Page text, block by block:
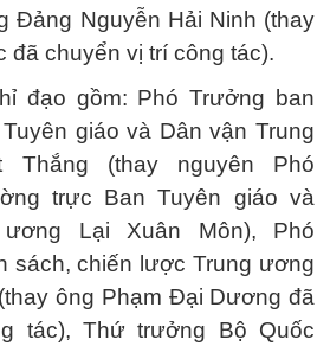
Đảng Nguyễn Hải Ninh (thay
đã chuyển vị trí công tác).
đạo gồm: Phó Trưởng ban
giáo và Dân vận Trung
Thắng (thay nguyên Phó
trực Ban Tuyên giáo và
Lại Xuân Môn), Phó
sách, chiến lược Trung ương
ông Phạm Đại Dương đã
tác), Thứ trưởng Bộ Quốc